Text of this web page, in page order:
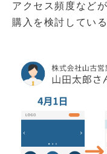
アクセス頻度など
購入を検討してい